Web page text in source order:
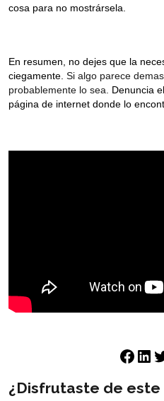
cosa para no mostrársela.
En resumen, no dejes que la
ciegamente.Si algo parece
probablemente lo sea.
Denuncia
página de internet donde lo
¿Disfrutaste de este